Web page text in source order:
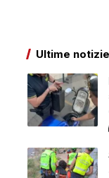
Ultime notizie